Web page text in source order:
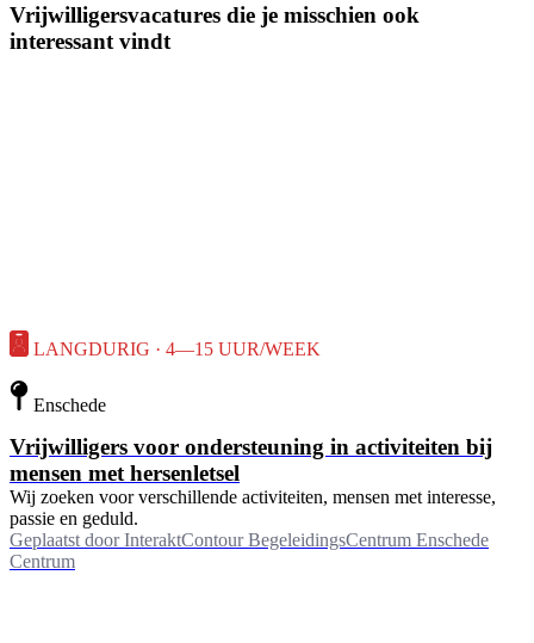
Vrijwilligersvacatures die je misschien ook
interessant vindt
LANGDURIG · 4—15 UUR/WEEK
Enschede
Vrijwilligers voor ondersteuning in activiteiten bij
mensen met hersenletsel
Wij zoeken voor verschillende activiteiten, mensen met interesse,
passie en geduld.
Geplaatst door InteraktContour BegeleidingsCentrum Enschede
Centrum